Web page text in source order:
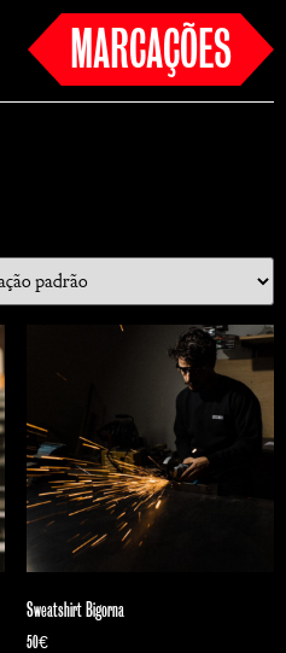
MARCAÇÕES
Sweatshirt Bigorna
50€